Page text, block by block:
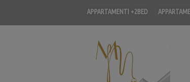
APPARTAMENTI +2BED